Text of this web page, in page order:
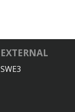
EXTERNAL
SWE3